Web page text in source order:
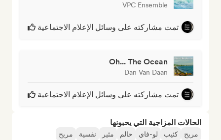
VPC Ensemble
تمت مشاركته على وسائل الإعلام الاجتماعية
Oh... The Ocean
Dan Van Daan
تمت مشاركته على وسائل الإعلام الاجتماعية
الحالات المزاجية التي يحبونها
مريح كئيب لو-فاي حالم مثير نفسية مريح